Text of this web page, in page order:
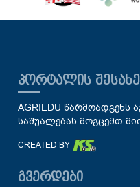
ᲞᲝᲠᲢᲐᲚᲘᲡ
AGRIEDU
საშუალებას მოგცემთ
CREATED BY
ᲒᲕᲔᲠᲓᲔᲑᲘ